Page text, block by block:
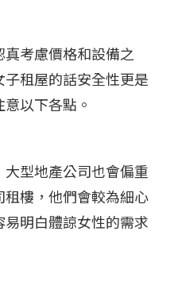
考慮價格和設備之
租屋的話安全性更是
以下各點。
型地產公司也會偏重
樓，他們會較為細心
明白體諒女性的需求